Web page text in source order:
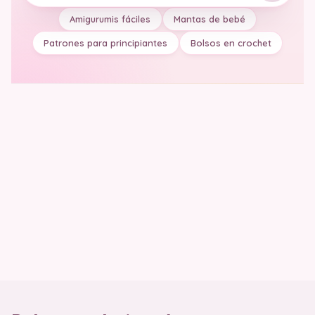
Amigurumis fáciles Mantas de bebé
Patrones para principiantes Bolsos en crochet